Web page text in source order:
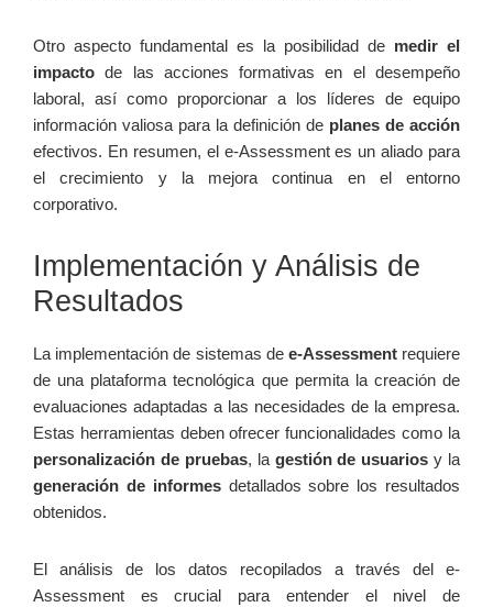
Otro aspecto fundamental⁢ es la posibilidad‌ de medir el
impacto de las acciones⁤ formativas en el desempeño
laboral, ⁢así‌ como proporcionar⁤ a⁤ los líderes de equipo⁢
información valiosa para la definición de planes de acción
efectivos. En resumen, el e-Assessment es un aliado para
⁢el crecimiento y la mejora continua en el entorno
corporativo.
Implementación y Análisis de
Resultados
La implementación de sistemas ​de e-Assessmentrequiere
de una plataforma tecnológica que permita ⁢la creación de
evaluaciones‌ adaptadas ‍a las necesidades de la empresa.
Estas herramientas deben ofrecer funcionalidades como la
personalización de pruebas, la gestión de usuarios y ‌la
generación de informesdetallados sobre los⁢ resultados
obtenidos.
El análisis ‍de los datos recopilados a través del e-
Assessment es crucial para entender el nivel de